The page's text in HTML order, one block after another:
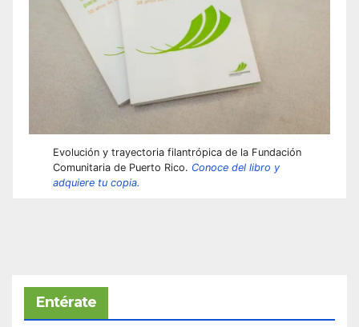
Evolución y trayectoria filantrópica de la Fundación
Comunitaria de Puerto Rico. Conoce del libro y
adquiere tu copia.
Entérate